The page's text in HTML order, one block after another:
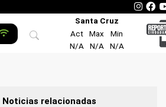
Santa Cruz
Act
Max
Min
N/A
N/A N/A
Noticias relacionadas